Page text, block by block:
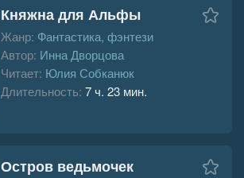
Княжна для Альфы
Жанр: Фантастика, фэнтези
Автор: Инна Дворцова
Читает: Юлия Собканюк
Длительность: 7 ч. 23 мин.
Остров ведьмочек